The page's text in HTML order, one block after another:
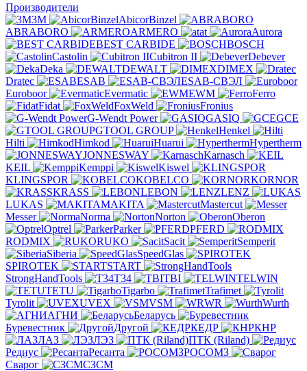
Производители
3M
AbicorBinzel
ABRABORO
ARMERO at
Aurora
BEST CARBIDE
BOSCH
Castolin
Cubitron II
Debever
Deka
DEWALT
DIMEX
Dratec
ESAB
ESAB-СВЭЛ
Euroboor
Evermatic EWM
Ferro
Fidat
FoxWeld
Fronius
G-Wendt Power
GASIQ
GCE
GTOOL GROUP
Henkel
Hilti
Himkod Huarui
Hypertherm
JONNESWAY
Karnasch
KEIL
Kemppi
Kiswel
KLINGSPOR
KOBELCO
KORNOR
KRASS
LEBON
LENZ
LUKAS
MAKITA
Mastercut
Messer
Norma Norton
Oberon
Optrel
Parker
PFERD
RODMIX
RUKO Sacit
Semperit
Siberia
SpeedGlas
SPIROTEK
START
StrongHandTools
T34 TBI
TELWIN
TETU
Tigarbo
Trafimet
Tyrolit
UVEX VSM WR
Wurth
АГНИ
Беларусь
Буревестник
Другой КЕДР
КНР
ЛАЗ
ЛЭЗ
ПТК (Riland)
Редиус
Ресанта
РОСОМЗ
Сварог
СЗСМ